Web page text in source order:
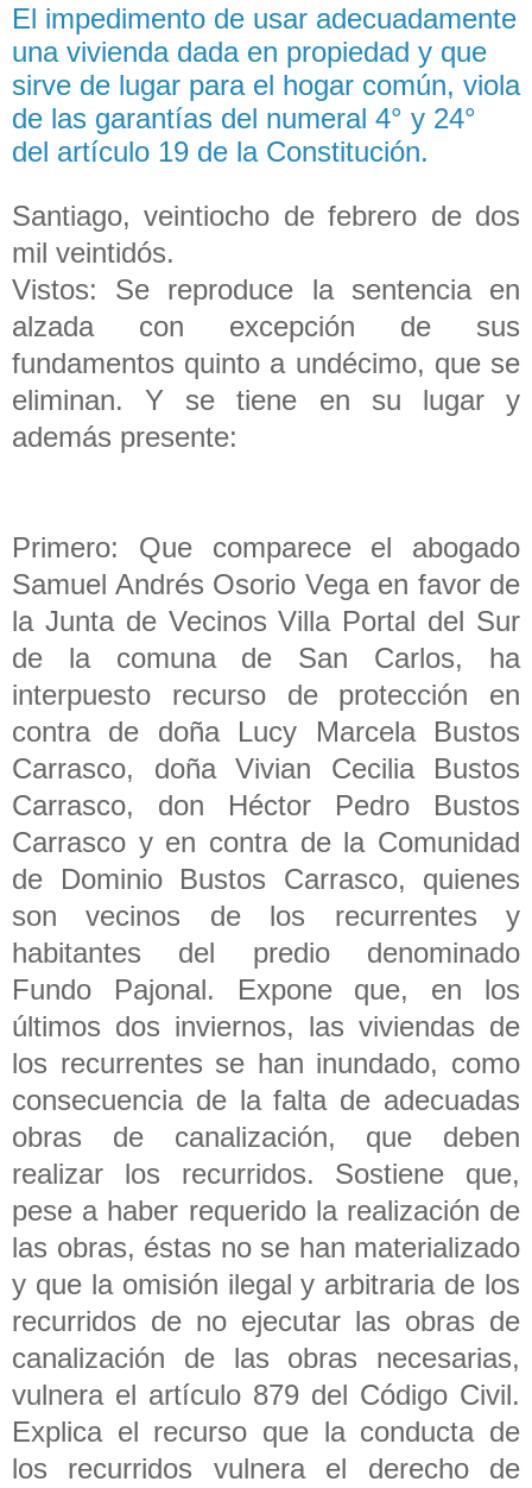
El impedimento de usar adecuadamente
una vivienda dada en propiedad y que
sirve de lugar para el hogar común, viola
de las garantías del numeral 4° y 24°
del artículo 19 de la Constitución.
Santiago, veintiocho de febrero de dos
mil veintidós.
Vistos: Se reproduce la sentencia en
alzada con excepción de sus
fundamentos quinto a undécimo, que se
eliminan. Y se tiene en su lugar y
además presente:
Primero: Que comparece el abogado
Samuel Andrés Osorio Vega en favor de
la Junta de Vecinos Villa Portal del Sur
de la comuna de San Carlos, ha
interpuesto recurso de protección en
contra de doña Lucy Marcela Bustos
Carrasco, doña Vivian Cecilia Bustos
Carrasco, don Héctor Pedro Bustos
Carrasco y en contra de la Comunidad
de Dominio Bustos Carrasco, quienes
son vecinos de los recurrentes y
habitantes del predio denominado
Fundo Pajonal. Expone que, en los
últimos dos inviernos, las viviendas de
los recurrentes se han inundado, como
consecuencia de la falta de adecuadas
obras de canalización, que deben
realizar los recurridos. Sostiene que,
pese a haber requerido la realización de
las obras, éstas no se han materializado
y que la omisión ilegal y arbitraria de los
recurridos de no ejecutar las obras de
canalización de las obras necesarias,
vulnera el artículo 879 del Código Civil.
Explica el recurso que la conducta de
los recurridos vulnera el derecho de